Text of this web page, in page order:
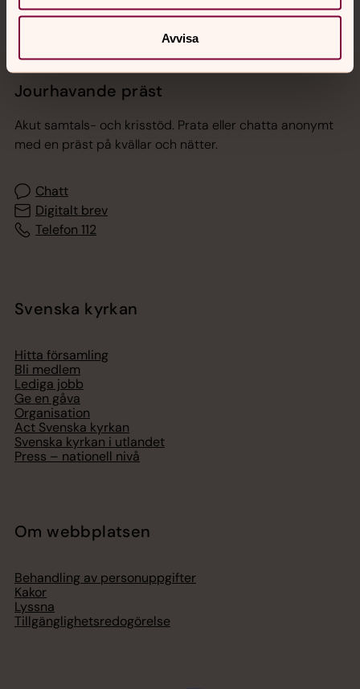
Avvisa
Jourhavande präst
Akut samtals- och krisstöd. Prata eller chatta anonymt
med en präst på kvällar och nätter.
Chatt
Digitalt brev
Telefon 112
Svenska kyrkan
Hitta församling
Bli medlem
Lediga jobb
Ge en gåva
Organisation
Act Svenska kyrkan
Svenska kyrkan i utlandet
Press – nationell nivå
Om webbplatsen
Behandling av personuppgifter
Kakor
Lyssna
Tillgänglighetsredogörelse